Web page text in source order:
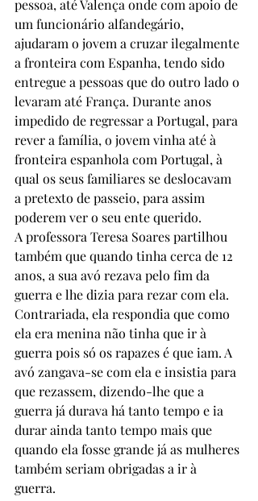
pessoa, até Valença onde com apoio de
um funcionário alfandegário,
ajudaram o jovem a cruzar ilegalmente
a fronteira com Espanha, tendo sido
entregue a pessoas que do outro lado o
levaram até França. Durante anos
impedido de regressar a Portugal, para
rever a família, o jovem vinha até à
fronteira espanhola com Portugal, à
qual os seus familiares se deslocavam
a pretexto de passeio, para assim
poderem ver o seu ente querido.
A professora Teresa Soares partilhou
também que quando tinha cerca de 12
anos, a sua avó rezava pelo fim da
guerra e lhe dizia para rezar com ela.
Contrariada, ela respondia que como
ela era menina não tinha que ir à
guerra pois só os rapazes é que iam. A
avó zangava-se com ela e insistia para
que rezassem, dizendo-lhe que a
guerra já durava há tanto tempo e ia
durar ainda tanto tempo mais que
quando ela fosse grande já as mulheres
também seriam obrigadas a ir à
guerra.